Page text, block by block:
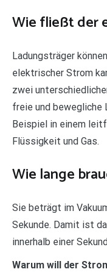
Wie fließt der
Ladungsträger
elektrischer Strom
zwei
freie und bewegliche
Beispiel in einem
Flüssigkeit und Gas.
Wie lange
Sie beträgt im
Sekunde. Damit ist
innerhalb einer
Warum will der